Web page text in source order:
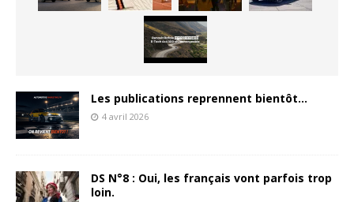
Les publications reprennent bientôt…
4 avril 2026
DS N°8 : Oui, les français vont parfois trop
loin.